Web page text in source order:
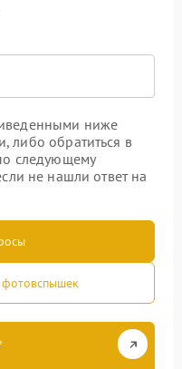
ниже
либо обратиться в
следующему
не нашли ответ на